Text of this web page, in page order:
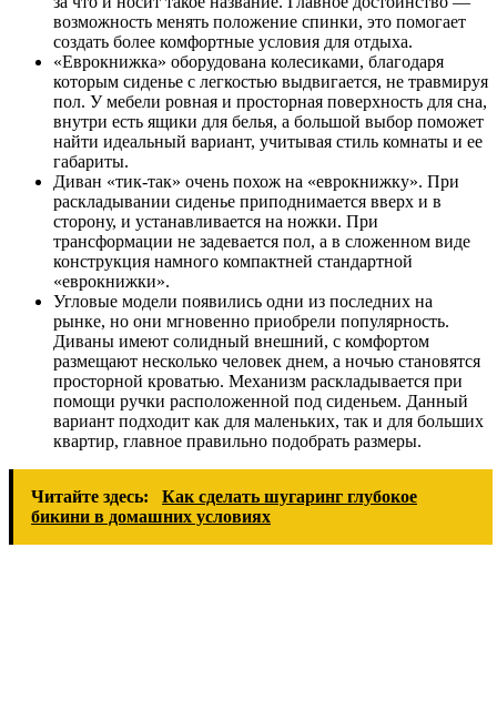
возможность менять положение спинки, это помогает
создать более комфортные условия для отдыха.
«Еврокнижка» оборудована колесиками, благодаря
которым сиденье с легкостью выдвигается, не травмируя
пол. У мебели ровная и просторная поверхность для сна,
внутри есть ящики для белья, а большой выбор поможет
найти идеальный вариант, учитывая стиль комнаты и ее
габариты.
Диван «тик-так» очень похож на «еврокнижку». При
раскладывании сиденье приподнимается вверх и в
сторону, и устанавливается на ножки. При
трансформации не задевается пол, а в сложенном виде
конструкция намного компактней стандартной
«еврокнижки».
Угловые модели появились одни из последних на
рынке, но они мгновенно приобрели популярность.
Диваны имеют солидный внешний, с комфортом
размещают несколько человек днем, а ночью становятся
просторной кроватью. Механизм раскладывается при
помощи ручки расположенной под сиденьем. Данный
вариант подходит как для маленьких, так и для больших
квартир, главное правильно подобрать размеры.
Читайте здесь:
Как сделать шугаринг глубокое
бикини в домашних условиях